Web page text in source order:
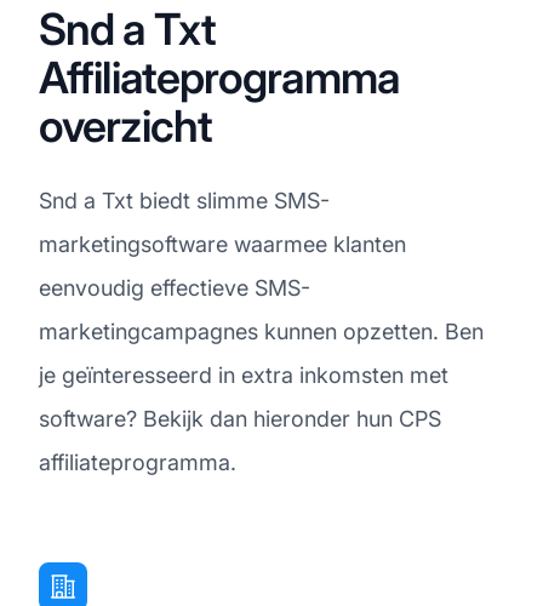
Snd a Txt
Affiliateprogramma
overzicht
Snd a Txt biedt slimme SMS-
marketingsoftware waarmee klanten
eenvoudig effectieve SMS-
marketingcampagnes kunnen opzetten. Ben
je geïnteresseerd in extra inkomsten met
software? Bekijk dan hieronder hun CPS
affiliateprogramma.